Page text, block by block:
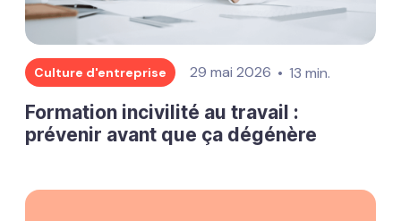
Culture d'entreprise 29 mai 2026 13 min.
Formation incivilité au travail :
prévenir avant que ça dégénère